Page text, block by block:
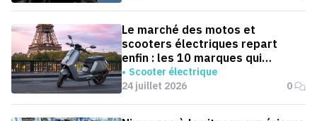
Le marché des motos et
scooters électriques repart
enfin : les 10 marques qui
dominent la France
Scooter électrique
24 juillet 2026
0